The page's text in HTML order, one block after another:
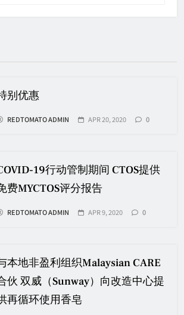
别优惠
REDTOMATO ADMIN APR 20, 2020 0
19行动管制期间 CTOS提供
费MYCTOS评分报告
REDTOMATO ADMIN APR 9, 2020 0
本地非盈利组织Malaysian CARE
伙 双威（Sunway）向改造中心提
再循环使用香皂